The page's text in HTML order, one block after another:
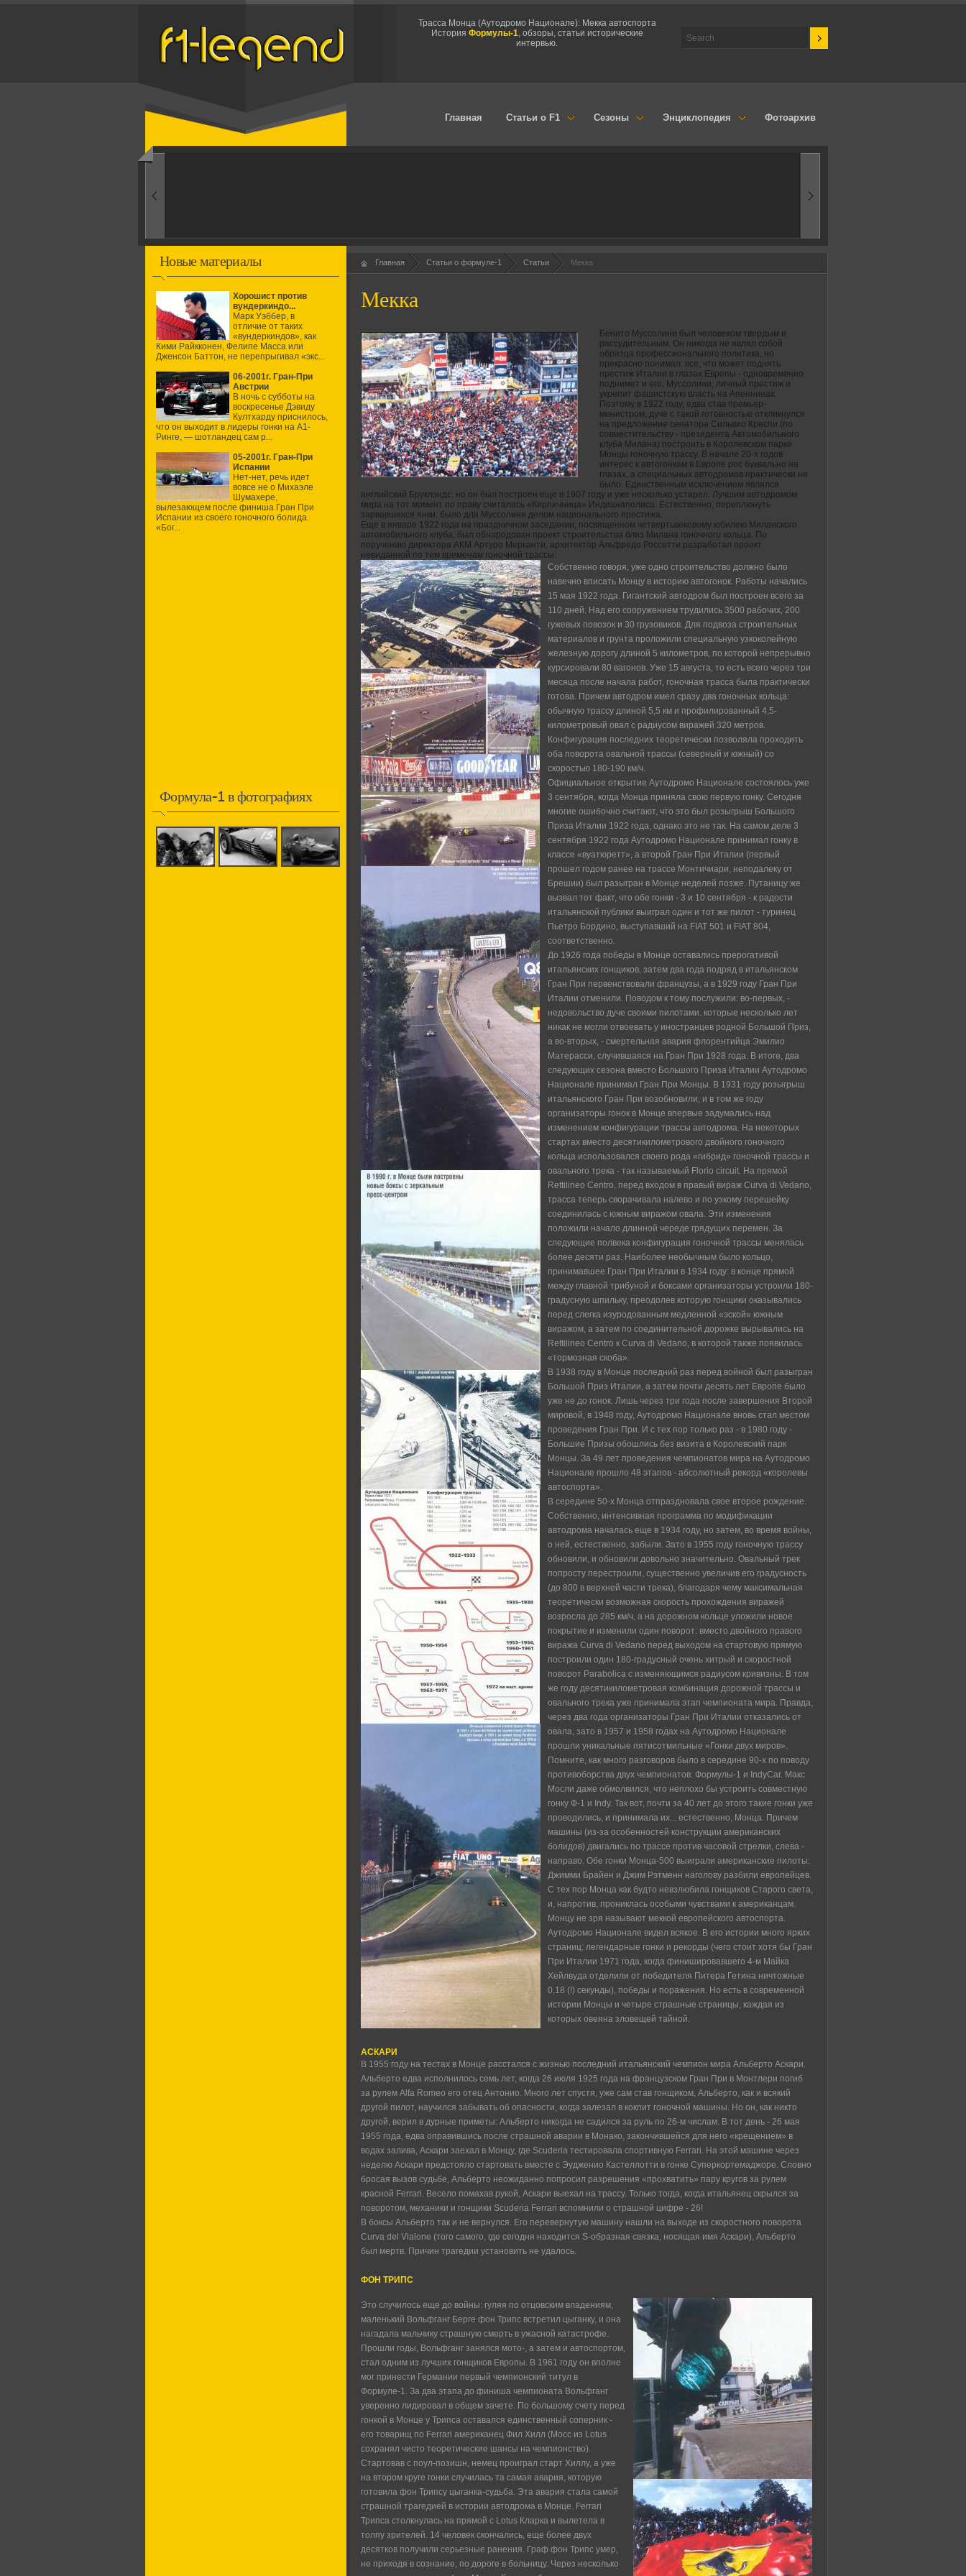
Трасса Монца (Аутодромо Национале): Мекка автоспорта
История Формулы-1, обзоры, статьи исторические
интервью.
Главная Статьи о F1 Сезоны Энциклопедия Фотоархив
1960-ые
Новые материалы
Хорошист против
вундеркиндо...
Марк Уэббер, в
отличие от таких
«вундеркиндов», как
Кими Райкконен, Фелипе Масса или
Дженсон Баттон, не перепрыгивал «экс...
06-2001г. Гран-При
Австрии
В ночь с субботы на
воскресенье Дэвиду
Култхарду приснилось,
что он выходит в лидеры гонки на А1-
Ринге, — шотландец сам р...
05-2001г. Гран-При
Испании
Нет-нет, речь идет
вовсе не о Михаэле
Шумахере,
вылезающем после финиша Гран При
Испании из своего гоночного болида.
«Бог...
Формула-1 в фотографиях
Главная Статьи о формуле-1 Статьи Мекка
Мекка
Бенито Муссолини был человеком твердым и
рассудительным. Он никогда не являл собой
образца профессионального политика, но
прекрасно понимал: все, что может поднять
престиж Италии в глазах Европы - одновременно
поднимет и его, Муссолини, личный престиж и
укрепит фашистскую власть на Апеннинах.
Поэтому в 1922 году, едва став премьер-
министром, дуче с такой готовностью откликнулся
на предложение сенатора Сильвио Креспи (по
совместительству - президента Автомобильного
клуба Милана) построить в Королевском парке
Монцы гоночную трассу. В начале 20-х годов
интерес к автогонкам в Европе рос буквально на
глазах, а специальных автодромов практически не
было. Единственным исключением являлся
английский Бруклэндс, но он был построен еще в 1907 году и уже несколько устарел. Лучшим автодромом
мира на тот момент по праву считалась «Кирпичница» Индианаполиса. Естественно, переплюнуть
зарвавшихся янки, было для Муссолини делом национального престижа.
Еще в январе 1922 года на праздничном заседании, посвященном четвертьвековому юбилею Миланского
автомобильного клуба, был обнародован проект строительства близ Милана гоночного кольца. По
поручению директора АКМ Артуро Мерканти, архитектор Альфредо Россетти разработал проект
невиданной по тем временам гоночной трассы.
Собственно говоря, уже одно строительство должно было
навечно вписать Монцу в историю автогонок. Работы начались
15 мая 1922 года. Гигантский автодром был построен всего за
110 дней. Над его сооружением трудились 3500 рабочих, 200
гужевых повозок и 30 грузовиков. Для подвоза строительных
материалов и грунта проложили специальную узкоколейную
железную дорогу длиной 5 километров, по которой непрерывно
курсировали 80 вагонов. Уже 15 августа, то есть всего через три
месяца после начала работ, гоночная трасса была практически
готова. Причем автодром имел сразу два гоночных кольца:
обычную трассу длиной 5,5 км и профилированный 4,5-
километровый овал с радиусом виражей 320 метров.
Конфигурация последних теоретически позволяла проходить
оба поворота овальной трассы (северный и южный) со
скоростью 180-190 км/ч.
Официальное открытие Аутодромо Национале состоялось уже
3 сентября, когда Монца приняла свою первую гонку. Сегодня
многие ошибочно считают, что это был розыгрыш Большого
Приза Италии 1922 года, однако это не так. На самом деле 3
сентября 1922 года Аутодромо Национале принимал гонку в
классе «вуатюретт», а второй Гран При Италии (первый
прошел годом ранее на трассе Монтичиари, неподалеку от
Брешии) был разыгран в Монце неделей позже. Путаницу же
вызвал тот факт, что обе гонки - 3 и 10 сентября - к радости
итальянской публики выиграл один и тот же пилот - туринец
Пьетро Бордино, выступавший на FIAT 501 и FIAT 804,
соответственно.
До 1926 года победы в Монце оставались прерогативой
итальянских гонщиков, затем два года подряд в итальянском
Гран При первенствовали французы, а в 1929 году Гран При
Италии отменили. Поводом к тому послужили: во-первых, -
недовольство дуче своими пилотами. которые несколько лет
никак не могли отвоевать у иностранцев родной Большой Приз,
а во-вторых, - смертельная авария флорентийца Эмилио
Матерасси, случившаяся на Гран При 1928 года. В итоге, два
следующих сезона вместо Большого Приза Италии Аутодромо
Национале принимал Гран При Монцы. В 1931 году розыгрыш
итальянского Гран При возобновили, и в том же году
организаторы гонок в Монце впервые задумались над
изменением конфигурации трассы автодрома. На некоторых
стартах вместо десятикилометрового двойного гоночного
кольца использовался своего рода «гибрид» гоночной трассы и
овального трека - так называемый Florio circuit. На прямой
Rettilineo Centro, перед входом в правый вираж Curva di Vedano,
трасса теперь сворачивала налево и по узкому перешейку
соединилась с южным виражом овала. Эти изменения
положили начало длинной череде грядущих перемен. За
следующие полвека конфигурация гоночной трассы менялась
более десяти раз. Наиболее необычным было кольцо,
принимавшее Гран При Италии в 1934 году: в конце прямой
между главной трибуной и боксами организаторы устроили 180-
градусную шпильку, преодолев которую гонщики оказывались
перед слегка изуродованным медленной «эской» южным
виражом, а затем по соединительной дорожке вырывались на
Rettilineo Centro к Curva di Vedano, в которой также появилась
«тормозная скоба».
В 1938 году в Монце последний раз перед войной был разыгран
Большой Приз Италии, а затем почти десять лет Европе было
уже не до гонок. Лишь через три года после завершения Второй
мировой, в 1948 году, Аутодромо Национале вновь стал местом
проведения Гран При. И с тех пор только раз - в 1980 году -
Большие Призы обошлись без визита в Королевский парк
Монцы. За 49 лет проведения чемпионатов мира на Аутодромо
Национале прошло 48 этапов - абсолютный рекорд «королевы
автоспорта».
В середине 50-х Монца отпраздновала свое второе рождение.
Собственно, интенсивная программа по модификации
автодрома началась еще в 1934 году, но затем, во время войны,
о ней, естественно, забыли. Зато в 1955 году гоночную трассу
обновили, и обновили довольно значительно. Овальный трек
попросту перестроили, существенно увеличив его градусность
(до 800 в верхней части трека), благодаря чему максимальная
теоретически возможная скорость прохождения виражей
возросла до 285 км/ч, а на дорожном кольце уложили новое
покрытие и изменили один поворот: вместо двойного правого
виража Curva di Vedano перед выходом на стартовую прямую
построили один 180-градусный очень хитрый и скоростной
поворот Parabolica с изменяющимся радиусом кривизны. В том
же году десятикилометровая комбинация дорожной трассы и
овального трека уже принимала этап чемпионата мира. Правда,
через два года организаторы Гран При Италии отказались от
овала, зато в 1957 и 1958 годах на Аутодромо Национале
прошли уникальные пятисотмильные «Гонки двух миров».
Помните, как много разговоров было в середине 90-х по поводу
противоборства двух чемпионатов: Формулы-1 и IndyCar. Макс
Мосли даже обмолвился, что неплохо бы устроить совместную
гонку Ф-1 и Indy. Так вот, почти за 40 лет до этого такие гонки уже
проводились, и принимала их... естественно, Монца. Причем
машины (из-за особенностей конструкции американских
болидов) двигались по трассе против часовой стрелки, слева -
направо. Обе гонки Монца-500 выиграли американские пилоты:
Джимми Брайен и Джим Рэтменн наголову разбили европейцев.
С тех пор Монца как будто невзлюбила гонщиков Старого света,
и, напротив, прониклась особыми чувствами к американцам.
Монцу не зря называют меккой европейского автоспорта.
Аутодромо Национале видел всякое. В его истории много ярких
страниц: легендарные гонки и рекорды (чего стоит хотя бы Гран
При Италии 1971 года, когда финишировавшего 4-м Майка
Хейлвуда отделили от победителя Питера Гетина ничтожные
0,18 (!) секунды), победы и поражения. Но есть в современной
истории Монцы и четыре страшные страницы, каждая из
которых овеяна зловещей тайной.
АСКАРИ
В 1955 году на тестах в Монце расстался с жизнью последний итальянский чемпион мира Альберто Аскари.
Альберто едва исполнилось семь лет, когда 26 июля 1925 года на французском Гран При в Монтлери погиб
за рулем Alfa Romeo его отец Антонио. Много лет спустя, уже сам став гонщиком, Альберто, как и всякий
другой пилот, научился забывать об опасности, когда залезал в кокпит гоночной машины. Но он, как никто
другой, верил в дурные приметы: Альберто никогда не садился за руль по 26-м числам. В тот день - 26 мая
1955 года, едва оправившись после страшной аварии в Монако, закончившейся для него «крещением» в
водах залива, Аскари заехал в Монцу, где Scuderia тестировала спортивную Ferrari. На этой машине через
неделю Аскари предстояло стартовать вместе с Эудженио Кастеллотти в гонке Суперкортемаджоре. Словно
бросая вызов судьбе, Альберто неожиданно попросил разрешения «прохватить» пару кругов за рулем
красной Ferrari. Весело помахав рукой, Аскари выехал на трассу. Только тогда, когда итальянец скрылся за
поворотом, механики и гонщики Scuderia Ferrari вспомнили о страшной цифре - 26!
В боксы Альберто так и не вернулся. Его перевернутую машину нашли на выходе из скоростного поворота
Curva del Vialone (того самого, где сегодня находится S-образная связка, носящая имя Аскари), Альберто
был мертв. Причин трагедии установить не удалось.
ФОН ТРИПС
Это случилось еще до войны: гуляя по отцовским владениям,
маленький Вольфганг Берге фон Трипс встретил цыганку, и она
нагадала мальчику страшную смерть в ужасной катастрофе.
Прошли годы, Вольфганг занялся мото-, а затем и автоспортом,
стал одним из лучших гонщиков Европы. В 1961 году он вполне
мог принести Германии первый чемпионский титул в
Формуле-1. За два этапа до финиша чемпионата Вольфганг
уверенно лидировал в общем зачете. По большому счету перед
гонкой в Монце у Трипса оставался единственный соперник -
его товарищ по Ferrari американец Фил Хилл (Мосс из Lotus
сохранял чисто теоретические шансы на чемпионство).
Стартовав с поул-позишн, немец проиграл старт Хиллу, а уже
на втором круге гонки случилась та самая авария, которую
готовила фон Трипсу цыганка-судьба. Эта авария стала самой
страшной трагедией в истории автодрома в Монце. Ferrari
Трипса столкнулась на прямой с Lotus Кларка и вылетела в
толпу зрителей. 14 человек скончались, еще более двух
десятков получили серьезные ранения. Граф фон Трипс умер,
не приходя в сознание, по дороге в больницу. Через несколько